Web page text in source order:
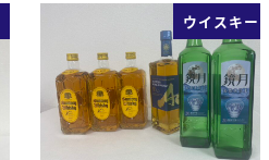
ウイスキー